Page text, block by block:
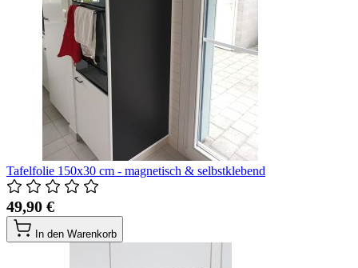
Tafelfolie 150x30 cm - magnetisch & selbstklebend
49,90 €
In den Warenkorb